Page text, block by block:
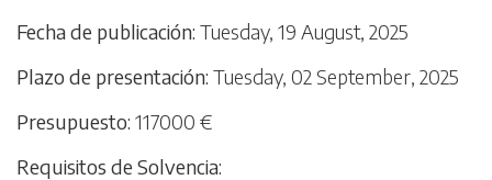
Fecha de publicación Tuesday, 19 August, 2025
Plazo de presentación Tuesday, 02 September, 2025
Presupuesto 117000 €
Requisitos de Solvencia